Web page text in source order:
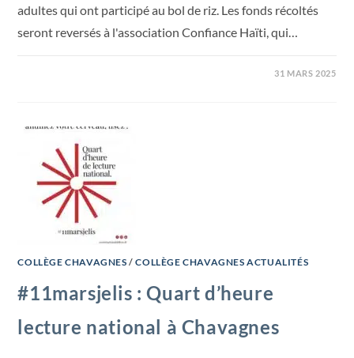
adultes qui ont participé au bol de riz. Les fonds récoltés
seront reversés à l'association Confiance Haïti, qui…
31 MARS 2025
COLLÈGE CHAVAGNES /COLLÈGE CHAVAGNES ACTUALITÉS
#11marsjelis : Quart d’heure
lecture national à Chavagnes